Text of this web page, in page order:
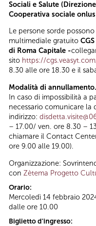
Sociali e Salute
Cooperativa sociale
Le persone sorde
multimediale gratuito
di Roma Capitale -
sito https://
8.30 alle ore 18.30 e il
Modalità di annullamento.
In caso di impossibilità a
necessario comunicare la
indirizzo:
– 17.00/ ven. ore 8.30 –
chiamare il Contact
ore 9.00 alle 19.00).
Organizzazione:
con Zètema Progetto
Orario:
Mercoledì 14 febbraio
dalle ore 10.00
Biglietto d'ingresso: